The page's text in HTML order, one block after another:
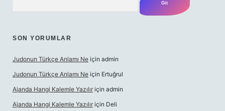
SON YORUMLAR
Judonun Türkçe Anlamı Ne için admin
Judonun Türkçe Anlamı Ne için Ertuğrul
Ajanda Hangi Kalemle Yazılır için admin
Ajanda Hangi Kalemle Yazılır için Deli